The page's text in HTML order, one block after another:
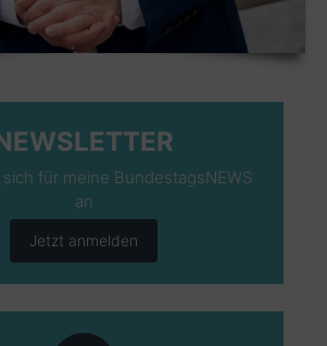
für meine BundestagsNEWS
an
Jetzt anmelden